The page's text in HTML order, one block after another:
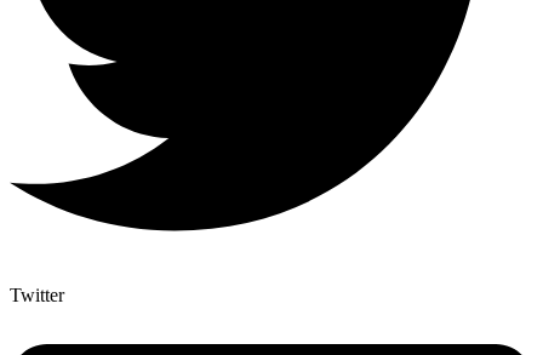
Twitter